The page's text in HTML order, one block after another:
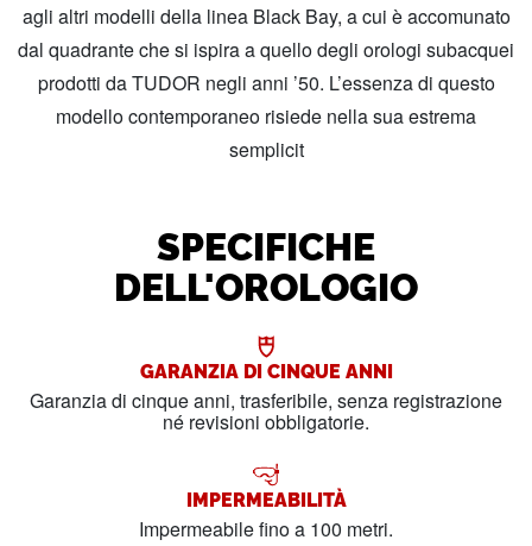
agli altri modelli della linea Black Bay, a cui è accomunato
dal quadrante che si ispira a quello degli orologi subacquei
prodotti da TUDOR negli anni ’50. L’essenza di questo
modello contemporaneo risiede nella sua estrema
semplicit
SPECIFICHE
DELL'OROLOGIO
GARANZIA DI CINQUE ANNI
Garanzia di cinque anni, trasferibile, senza registrazione
né revisioni obbligatorie.
IMPERMEABILITÀ
Impermeabile fino a 100 metri.